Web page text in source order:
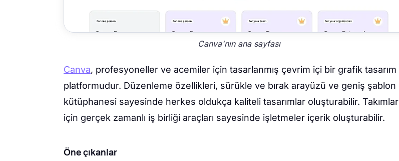
Canva'nın ana sayfası
Canva, profesyoneller ve acemiler için tasarlanmış çevrim içi bir grafik tasarım
platformudur. Düzenleme özellikleri, sürükle ve bırak arayüzü ve geniş şablon
kütüphanesi sayesinde herkes oldukça kaliteli tasarımlar oluşturabilir. Takımlar
için gerçek zamanlı iş birliği araçları sayesinde işletmeler içerik oluşturabilir.
Öne çıkanlar